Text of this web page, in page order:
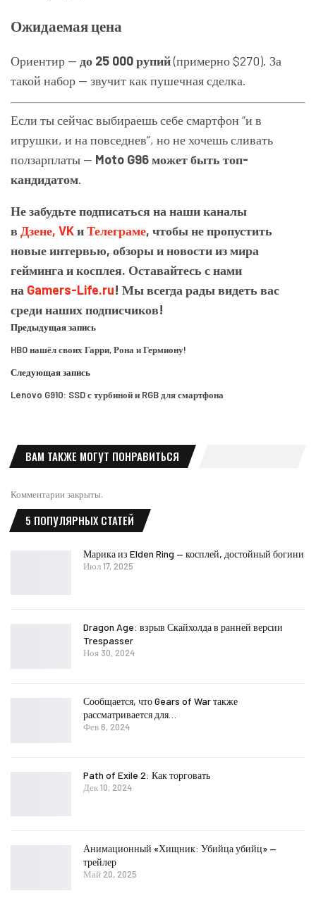
Ожидаемая цена
Ориентир — до 25 000 рупий(примерно $270). За
такой набор — звучит как пушечная сделка.
Если ты сейчас выбираешь себе смартфон “и в
игрушки, и на повседнев”, но не хочешь сливать
ползарплаты — Moto G96 может быть топ-
кандидатом.
Не забудьте подписаться на наши каналы
в Дзене, VKиТелеграме, чтобы не пропустить
новые интервью, обзоры и новости из мира
гейминга и косплея. Оставайтесь с нами
на Gamers-Life.ru! Мы всегда рады видеть вас
среди наших подписчиков!
Предыдущая запись
HBO нашёл своих Гарри, Рона и Гермиону!
Следующая запись
Lenovo G910: SSD с турбиной и RGB для смартфона
ВАМ ТАКЖЕ МОГУТ ПОНРАВИТЬСЯ
Комментарии закрыты.
5 ПОПУЛЯРНЫХ СТАТЕЙ
Марика из Elden Ring — косплей, достойный богини
Июл 17, 2025
Dragon Age: взрыв Скайхолда в ранней версии
Trespasser
Ноя 30, 2024
Сообщается, что Gears of War также
рассматривается для…
Фев 6, 2024
Path of Exile 2: Как торговать
Дек 10, 2024
Анимационный «Хищник: Убийца убийц» —
трейлер
Май 20, 2025